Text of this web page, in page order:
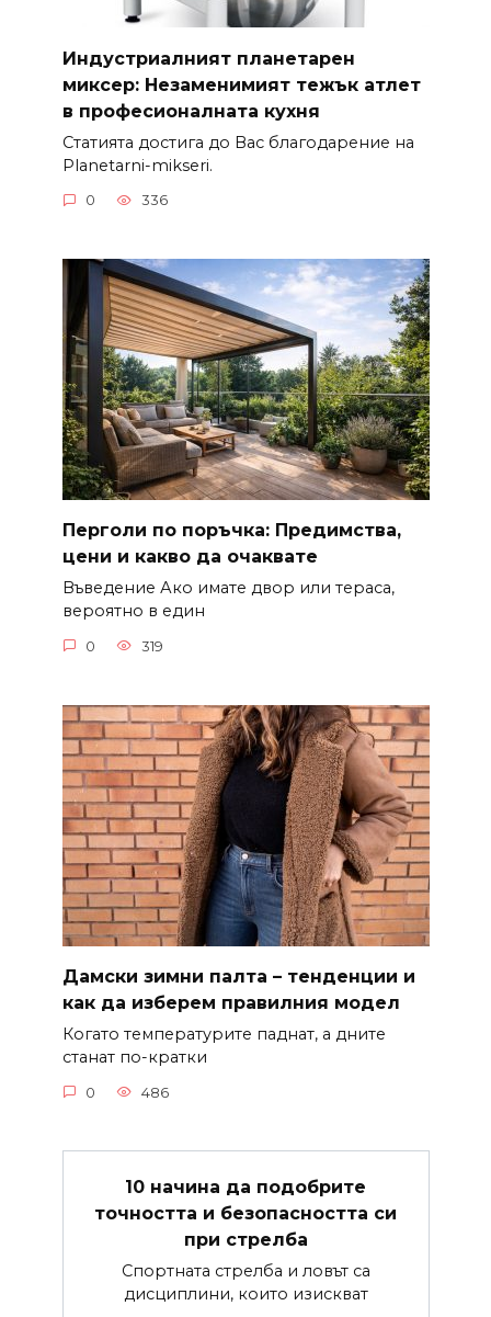
Индустриалният планетарен
миксер: Незаменимият тежък атлет
в професионалната кухня
Статията достига до Вас благодарение на
Planetarni-mikseri.
0 336
Перголи по поръчка: Предимства,
цени и какво да очаквате
Въведение Ако имате двор или тераса,
вероятно в един
0 319
Дамски зимни палта – тенденции и
как да изберем правилния модел
Когато температурите паднат, а дните
станат по-кратки
0 486
10 начина да подобрите
точността и безопасността си
при стрелба
Спортната стрелба и ловът са
дисциплини, които изискват